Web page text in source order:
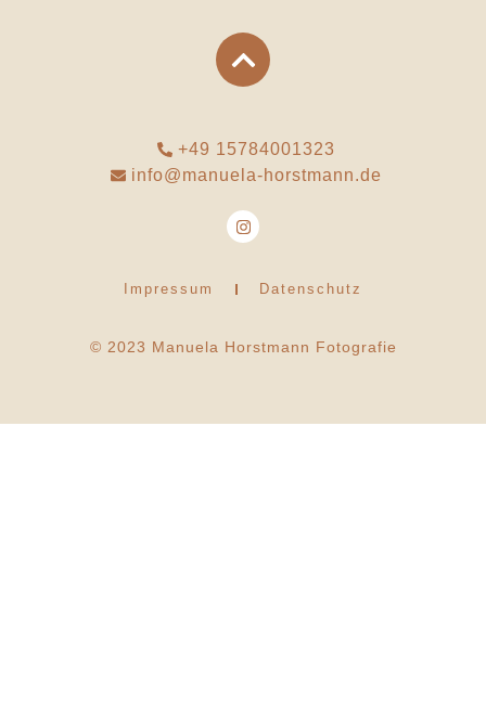
+49 15784001323
info@manuela-horstmann.de
Impressum Datenschutz
© 2023 Manuela Horstmann Fotografie